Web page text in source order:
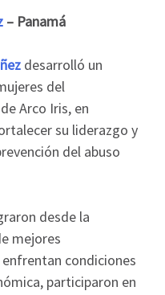
– Panamá
desarrolló un
del
Arco Iris, en
su liderazgo y
del abuso
desde la
mejores
condiciones
participaron en